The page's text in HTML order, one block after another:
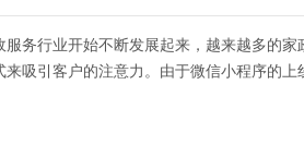
务行业开始不断发展起来，越来越多的
吸引客户的注意力。由于微信小程序的